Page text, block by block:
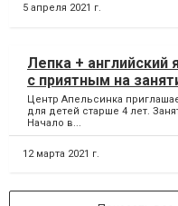
5 апреля 2021 г.
Лепка +
с приятным на
Центр Апельсинка
для детей старше 4 лет.
Начало в...
12 марта 2021 г.